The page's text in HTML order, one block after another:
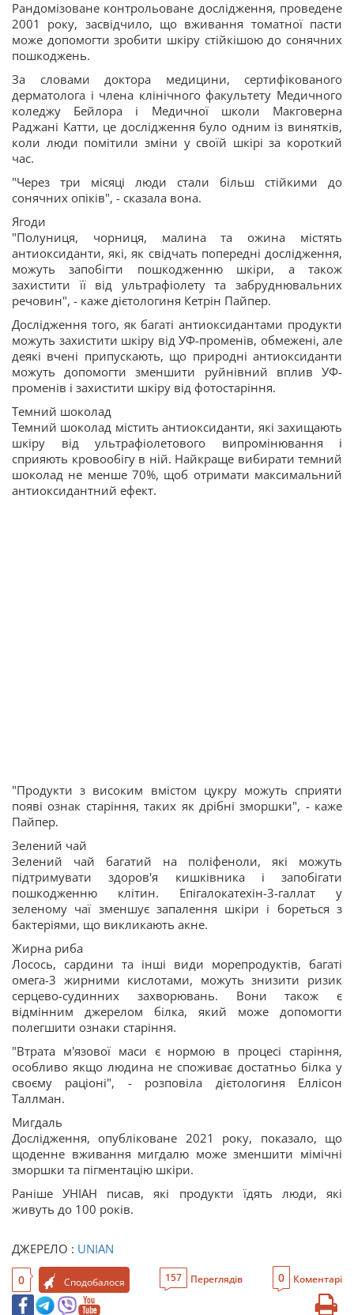
Рандомізоване контрольоване дослідження, проведене
2001 року, засвідчило, що вживання томатної пасти
може допомогти зробити шкіру стійкішою до сонячних
пошкоджень.
За словами доктора медицини, сертифікованого
дерматолога і члена клінічного факультету Медичного
коледжу Бейлора і Медичної школи Макговерна
Раджані Катти, це дослідження було одним із винятків,
коли люди помітили зміни у своїй шкірі за короткий
час.
"Через три місяці люди стали більш стійкими до
сонячних опіків", - сказала вона.
Ягоди
"Полуниця, чорниця, малина та ожина містять
антиоксиданти, які, як свідчать попередні дослідження,
можуть запобігти пошкодженню шкіри, а також
захистити її від ультрафіолету та забруднювальних
речовин", - каже дієтологиня Кетрін Пайпер.
Дослідження того, як багаті антиоксидантами продукти
можуть захистити шкіру від УФ-променів, обмежені, але
деякі вчені припускають, що природні антиоксиданти
можуть допомогти зменшити руйнівний вплив УФ-
променів і захистити шкіру від фотостаріння.
Темний шоколад
Темний шоколад містить антиоксиданти, які захищають
шкіру від ультрафіолетового випромінювання і
сприяють кровообігу в ній. Найкраще вибирати темний
шоколад не менше 70%, щоб отримати максимальний
антиоксидантний ефект.
"Продукти з високим вмістом цукру можуть сприяти
появі ознак старіння, таких як дрібні зморшки", - каже
Пайпер.
Зелений чай
Зелений чай багатий на поліфеноли, які можуть
підтримувати здоров'я кишківника і запобігати
пошкодженню клітин. Епігалокатехін-3-галлат у
зеленому чаї зменшує запалення шкіри і бореться з
бактеріями, що викликають акне.
Жирна риба
Лосось, сардини та інші види морепродуктів, багаті
омега-3 жирними кислотами, можуть знизити ризик
серцево-судинних захворювань. Вони також є
відмінним джерелом білка, який може допомогти
полегшити ознаки старіння.
"Втрата м'язової маси є нормою в процесі старіння,
особливо якщо людина не споживає достатньо білка у
своєму раціоні", - розповіла дієтологиня Еллісон
Таллман.
Мигдаль
Дослідження, опубліковане 2021 року, показало, що
щоденне вживання мигдалю може зменшити мімічні
зморшки та пігментацію шкіри.
Раніше УНІАН писав, які продукти їдять люди, які
живуть до 100 років.
ДЖЕРЕЛО : UNIAN
0 Сподобалося 157 Переглядів 0 Коментарі